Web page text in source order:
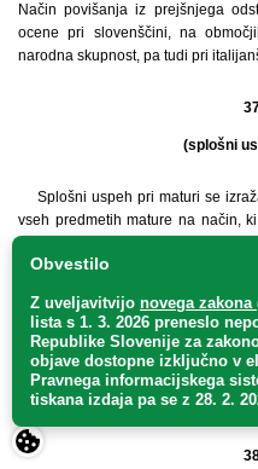
Način povišanja iz prejšnjega
ocene pri slovenščini, na
narodna skupnost, pa tudi pri
(splošni
Splošni uspeh pri maturi se
vseh predmetih mature na način,
Če kandidat pri splošni maturi
izbirna predmeta. Pozitivna ocena
nadomestiti negativne ocene
Ocene za posamezne predmete
maturitetna komisija za poklicno
za posamezen predmet.
Obvestilo
Z uveljavitvijo novega zakona
lista s 1. 3. 2026 preneslo
Republike Slovenije za
objave dostopne izključno v
Pravnega informacijskega
tiskana izdaja pa se z 28. 2.